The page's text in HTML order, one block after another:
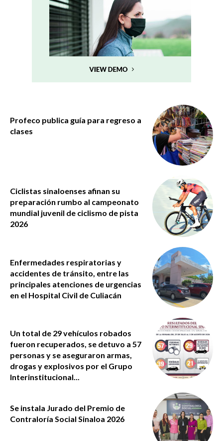
Profeco publica guía para regreso a
clases
Ciclistas sinaloenses afinan su
preparación rumbo al campeonato
mundial juvenil de ciclismo de pista
2026
Enfermedades respiratorias y
accidentes de tránsito, entre las
principales atenciones de urgencias
en el Hospital Civil de Culiacán
Un total de 29 vehículos robados
fueron recuperados, se detuvo a 57
personas y se aseguraron armas,
drogas y explosivos por el Grupo
Interinstitucional...
Se instala Jurado del Premio de
Contraloría Social Sinaloa 2026